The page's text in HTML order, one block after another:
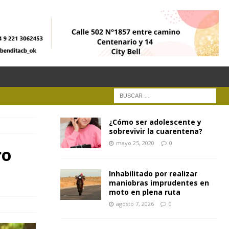
¿Cómo ser adolescente y
sobrevivir la cuarentena?
mayo 25, 2020 0
Inhabilitado por realizar
maniobras imprudentes en
moto en plena ruta
agosto 7, 2026 0